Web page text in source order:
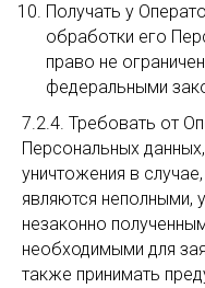
Получать у
обработки его
право не
федеральными
7.2.4. Требовать от
Персональных
уничтожения в
являются неполными,
незаконно
необходимыми для
также принимать